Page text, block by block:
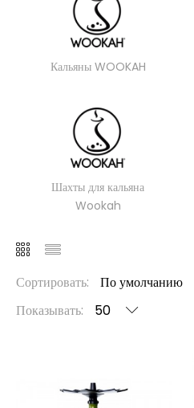
Кальяны WOOKAH
Шахты для кальяна
Wookah
Сортировать:
Показывать: